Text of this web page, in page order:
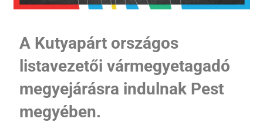
A Kutyapárt országos
listavezetői vármegyetagadó
megyejárásra indulnak Pest
megyében.